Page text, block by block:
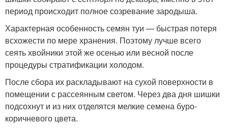
период происходит полное созревание зародыша.
Характерная особенность семян туи — быстрая потеря
всхожести по мере хранения. Поэтому лучше всего
сеять хвойники этой же осенью или весной после
процедуры стратификации холодом.
После сбора их раскладывают на сухой поверхности в
помещении с рассеянным светом. Через два дня шишки
подсохнут и из них отделятся мелкие семена буро-
коричневого цвета.